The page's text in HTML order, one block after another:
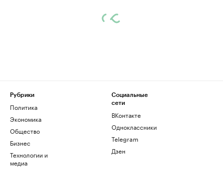
Рубрики
Политика
Экономика
Общество
Бизнес
Технологии и
медиа
Социальные
сети
ВКонтакте
Одноклассники
Telegram
Дзен